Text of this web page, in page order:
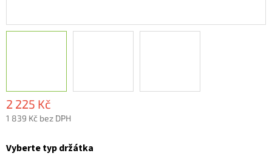
2 225 Kč
1 839 Kč bez DPH
cena:
Vyberte typ držátka